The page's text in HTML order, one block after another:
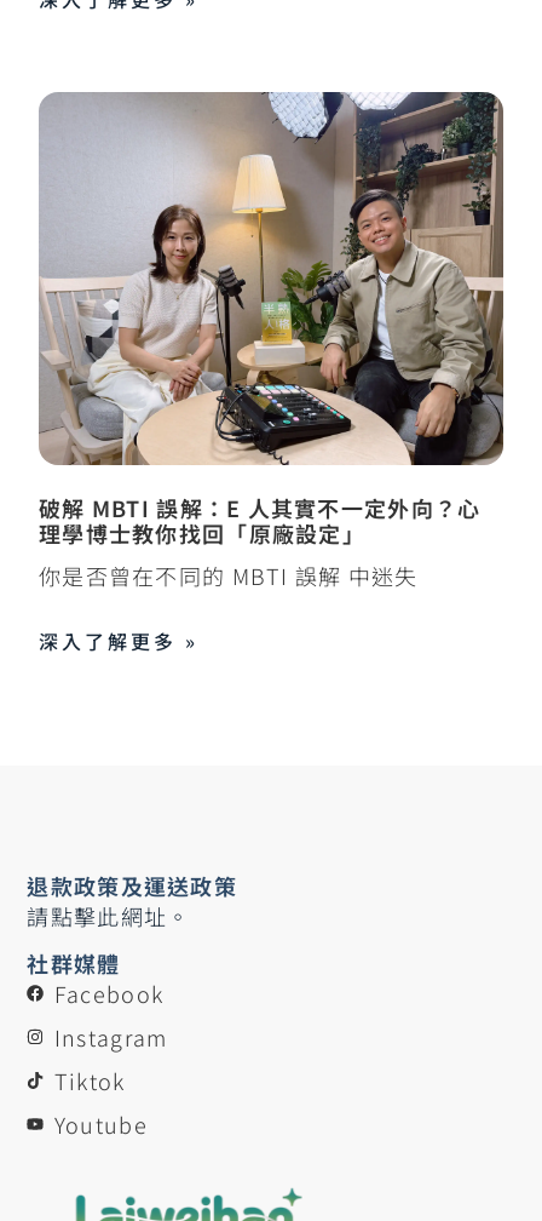
破解 MBTI 誤解：E 人其實不一定外向？心
理學博士教你找回「原廠設定」
你是否曾在不同的 MBTI 誤解 中迷失
深入了解更多 »
社群媒體
Facebook
Instagram
Tiktok
Youtube
退款政策及運送政策
請點擊此網址。